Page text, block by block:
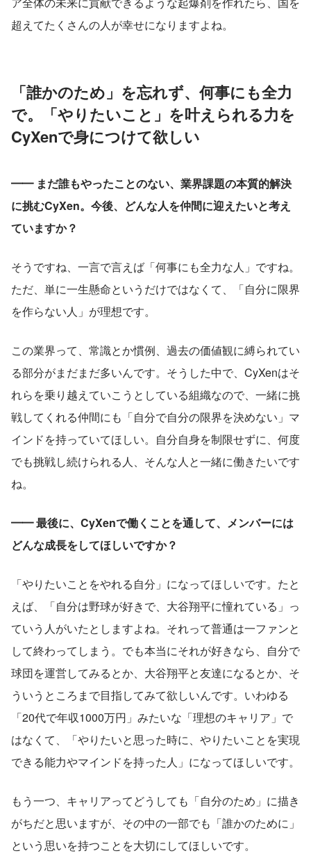
超えてたくさんの人が幸せになりますよね。
「誰かのため」を忘れず、何事にも全力
で。「やりたいこと」を叶えられる力を
CyXenで身につけて欲しい
━━ まだ誰もやったことのない、業界課題の本質的解決
に挑むCyXen。今後、どんな人を仲間に迎えたいと考え
ていますか？
そうですね、一言で言えば「何事にも全力な人」ですね。
ただ、単に一生懸命というだけではなくて、「自分に限界
を作らない人」が理想です。
この業界って、常識とか慣例、過去の価値観に縛られてい
る部分がまだまだ多いんです。そうした中で、CyXenはそ
れらを乗り越えていこうとしている組織なので、一緒に挑
戦してくれる仲間にも「自分で自分の限界を決めない」マ
インドを持っていてほしい。自分自身を制限せずに、何度
でも挑戦し続けられる人、そんな人と一緒に働きたいです
ね。
━━ 最後に、CyXenで働くことを通して、メンバーには
どんな成長をしてほしいですか？
「やりたいことをやれる自分」になってほしいです。たと
えば、「自分は野球が好きで、大谷翔平に憧れている」っ
ていう人がいたとしますよね。それって普通は一ファンと
して終わってしまう。でも本当にそれが好きなら、自分で
球団を運営してみるとか、大谷翔平と友達になるとか、そ
ういうところまで目指してみて欲しいんです。いわゆる
「20代で年収1000万円」みたいな「理想のキャリア」で
はなくて、「やりたいと思った時に、やりたいことを実現
できる能力やマインドを持った人」になってほしいです。
もう一つ、キャリアってどうしても「自分のため」に描き
がちだと思いますが、その中の一部でも「誰かのために」
という思いを持つことを大切にしてほしいです。